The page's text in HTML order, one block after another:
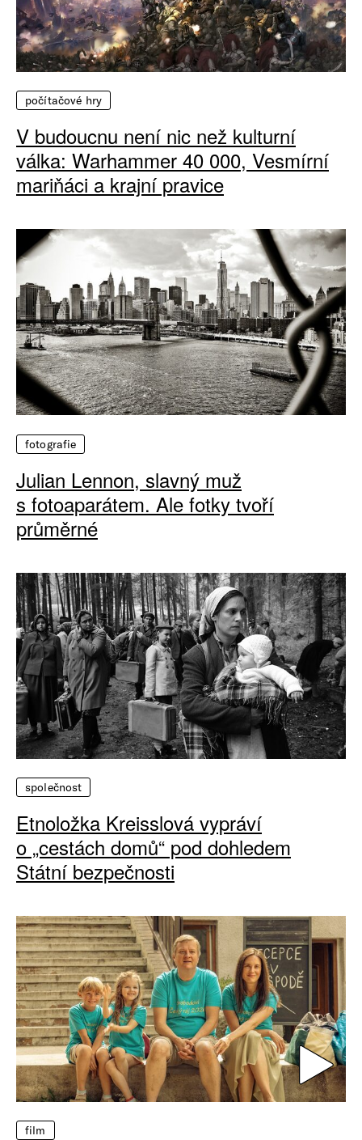
počítačové hry
V budoucnu není nic než kulturní
válka: Warhammer 40 000, Vesmírní
mariňáci a krajní pravice
fotografie
Julian Lennon, slavný muž
s fotoaparátem. Ale fotky tvoří
průměrné
společnost
Etnoložka Kreisslová vypráví
o „cestách domů“ pod dohledem
Státní bezpečnosti
film